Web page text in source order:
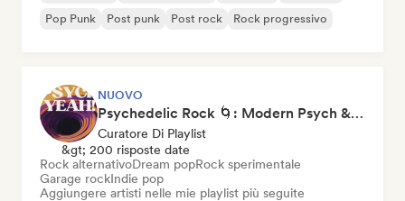
Pop Punk
Post punk Post rock Rock progressivo
NUOVO
Psychedelic Rock 🌀: Modern Psych & Turkish Vibes
Curatore Di Playlist
&gt; 200 risposte date
Rock alternativoDream popRock sperimentale
Garage rockIndie pop
Aggiungere artisti nelle mie playlist più seguite